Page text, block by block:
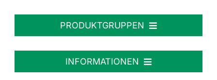
PRODUKTGRUPPEN
Personalisierte Aufkleber
INFORMATIONEN